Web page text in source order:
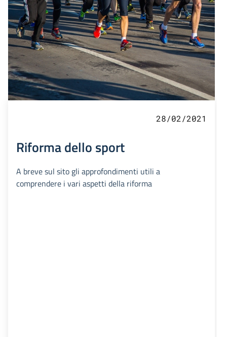
28/02/2021
Riforma dello sport
A breve sul sito gli approfondimenti utili a
comprendere i vari aspetti della riforma